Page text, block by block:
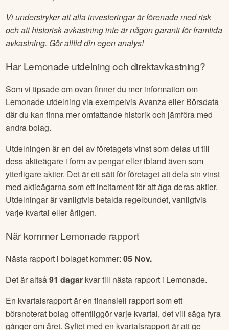
nyhetsflödet samt tipsa om aktörer som vi själva gillar för att
fortsätta analysera och handla aktier iLemonade.
och att historisk avkastning inte är någon garanti för framtida
HarLemonadeutdelning och direktavkastning?
Som vi tipsade om ovan finner du mer information om
där du kan finna mer omfattande historik och jämföra med
andra bolag.
Utdelningen är en del av företagets vinst som delas ut till
dess aktieägare i form av pengar eller ibland även som
ytterligare aktier. Det är ett sätt för företaget att dela sin vinst
Utdelningar är vanligtvis betalda regelbundet, vanligtvis
Det är altså91dagarkvar till nästa rapport iLemonade.